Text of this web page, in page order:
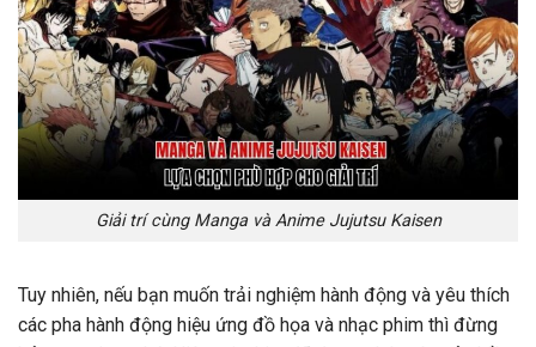
Giải trí cùng Manga và Anime Jujutsu Kaisen
Tuy nhiên, nếu bạn muốn trải nghiệm hành động và yêu thích
các pha hành động hiệu ứng đồ họa và nhạc phim thì đừng